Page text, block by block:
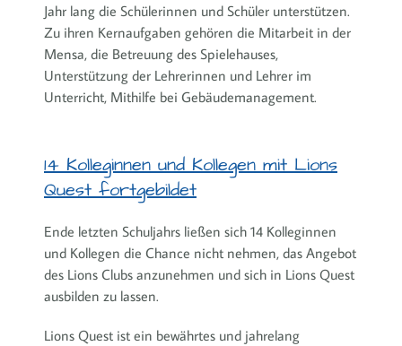
Jahr lang die Schülerinnen und Schüler unterstützen.
Zu ihren Kernaufgaben gehören die Mitarbeit in der
Mensa, die Betreuung des Spielehauses,
Unterstützung der Lehrerinnen und Lehrer im
Unterricht, Mithilfe bei Gebäudemanagement.
14 Kolleginnen und Kollegen mit Lions
Quest fortgebildet
Ende letzten Schuljahrs ließen sich 14 Kolleginnen
und Kollegen die Chance nicht nehmen, das Angebot
des Lions Clubs anzunehmen und sich in Lions Quest
ausbilden zu lassen.
Lions Quest ist ein bewährtes und jahrelang